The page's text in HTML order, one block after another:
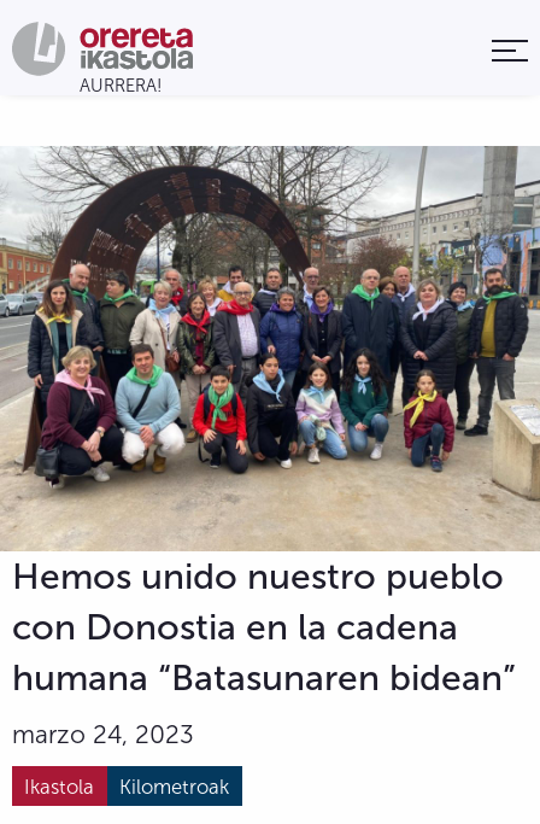
Hemos unido nuestro pueblo
con Donostia en la cadena
humana “Batasunaren bidean”
marzo 24, 2023
Ikastola Kilometroak